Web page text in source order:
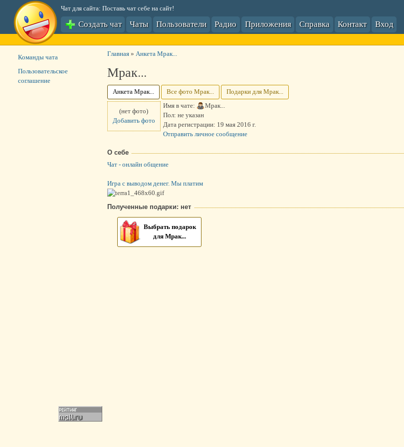
Чат для сайта: Поставь чат себе на сайт!
Создать чат Чаты Пользователи Радио Приложения Справка Контакт Вход
Главная» Анкета Мрак...
Мрак...
Анкета Мрак... Все фото Мрак...
Подарки для Мрак...
(нет фото)
Добавить фото
Имя в чате:
Мрак...
Пол: не указан
Дата регистрации: 19 мая 2016 г.
Отправить личное сообщение
О себе
Чат - онлайн общение
Игра с выводом денег. Мы платим
Полученные подарки: нет
Выбрать подарок
для Мрак...
Команды чата
Пользовательское
соглашение